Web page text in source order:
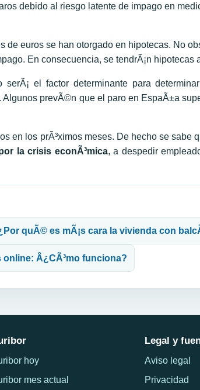
debido al riesgo latente de impago en
de euros se han otorgado en hipotecas. No
En consecuencia, se tendrÃ¡n hipotecas
el factor determinante para
prevÃ©n que el paro en EspaÃ±a
en los prÃ³ximos meses. De hecho se sabe
la crisis econÃ³mica, a despedir
quÃ© es mÃ¡s cara la vivienda con
Â¿CÃ³mo funciona?
hoy
mes actual
Legal y
Aviso legal
Privacidad